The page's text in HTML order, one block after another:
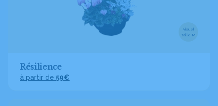
Visuel
taille M
Résilience
à partir de 59€